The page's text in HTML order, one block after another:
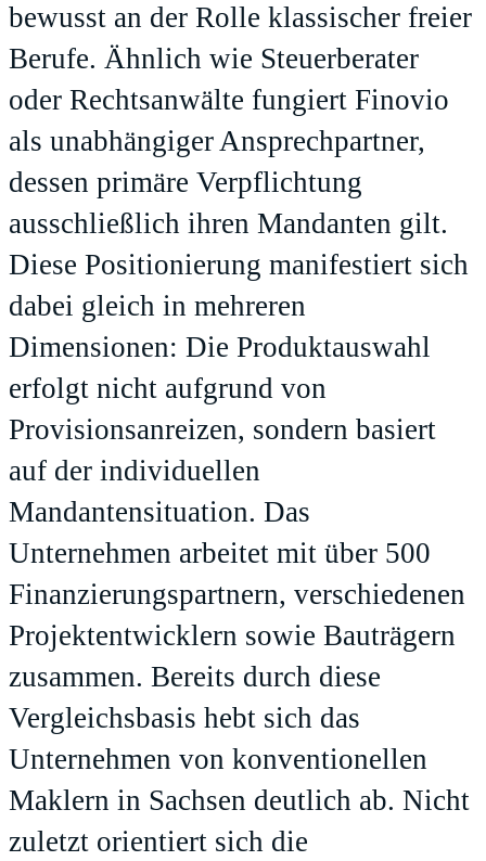
bewusst an der Rolle klassischer freier
Berufe. Ähnlich wie Steuerberater
oder Rechtsanwälte fungiert Finovio
als unabhängiger Ansprechpartner,
dessen primäre Verpflichtung
ausschließlich ihren Mandanten gilt.
Diese Positionierung manifestiert sich
dabei gleich in mehreren
Dimensionen: Die Produktauswahl
erfolgt nicht aufgrund von
Provisionsanreizen, sondern basiert
auf der individuellen
Mandantensituation. Das
Unternehmen arbeitet mit über 500
Finanzierungspartnern, verschiedenen
Projektentwicklern sowie Bauträgern
zusammen. Bereits durch diese
Vergleichsbasis hebt sich das
Unternehmen von konventionellen
Maklern in Sachsen deutlich ab. Nicht
zuletzt orientiert sich die